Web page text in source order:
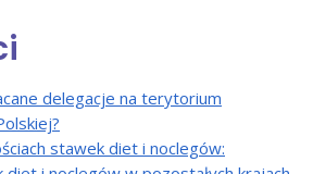
delegacje na terytorium
stawek diet i noclegów: